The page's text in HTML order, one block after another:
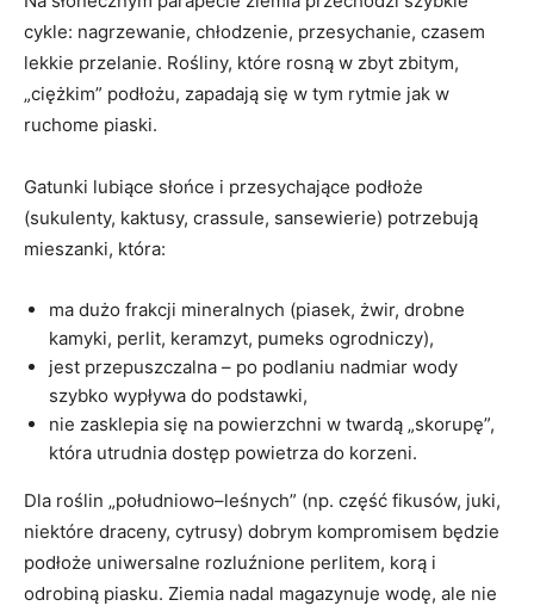
cykle: nagrzewanie, chłodzenie, przesychanie, czasem
lekkie przelanie. Rośliny, które rosną w zbyt zbitym,
„ciężkim” podłożu, zapadają się w tym rytmie jak w
ruchome piaski.
Gatunki lubiące słońce i przesychające podłoże
(sukulenty, kaktusy, crassule, sansewierie) potrzebują
mieszanki, która:
ma dużo frakcji mineralnych (piasek, żwir, drobne
kamyki, perlit, keramzyt, pumeks ogrodniczy),
jest przepuszczalna – po podlaniu nadmiar wody
szybko wypływa do podstawki,
nie zasklepia się na powierzchni w twardą „skorupę”,
która utrudnia dostęp powietrza do korzeni.
Dla roślin „południowo–leśnych” (np. część fikusów, juki,
niektóre draceny, cytrusy) dobrym kompromisem będzie
podłoże uniwersalne rozluźnione perlitem, korą i
odrobiną piasku. Ziemia nadal magazynuje wodę, ale nie